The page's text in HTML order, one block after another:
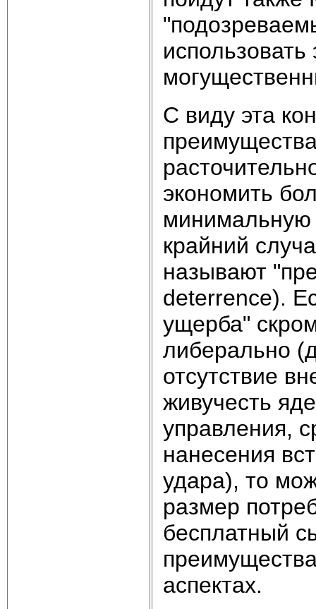
С виду эта
экономить
минимальную
крайний
называют
deterrence).
ущерба"
либерально
отсутствие
живучесть
управления,
нанесения
удара), то
размер
бесплатный
аспектах.